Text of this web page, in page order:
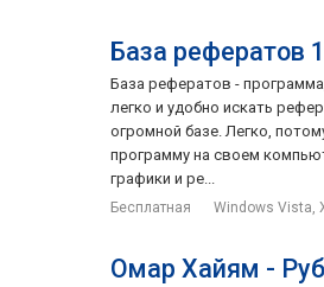
База рефератов
База рефератов -
легко и удобно искать
огромной базе. Легко,
программу на своем
графики и ре...
Бесплатная Windows Vista,
Омар Хайям -